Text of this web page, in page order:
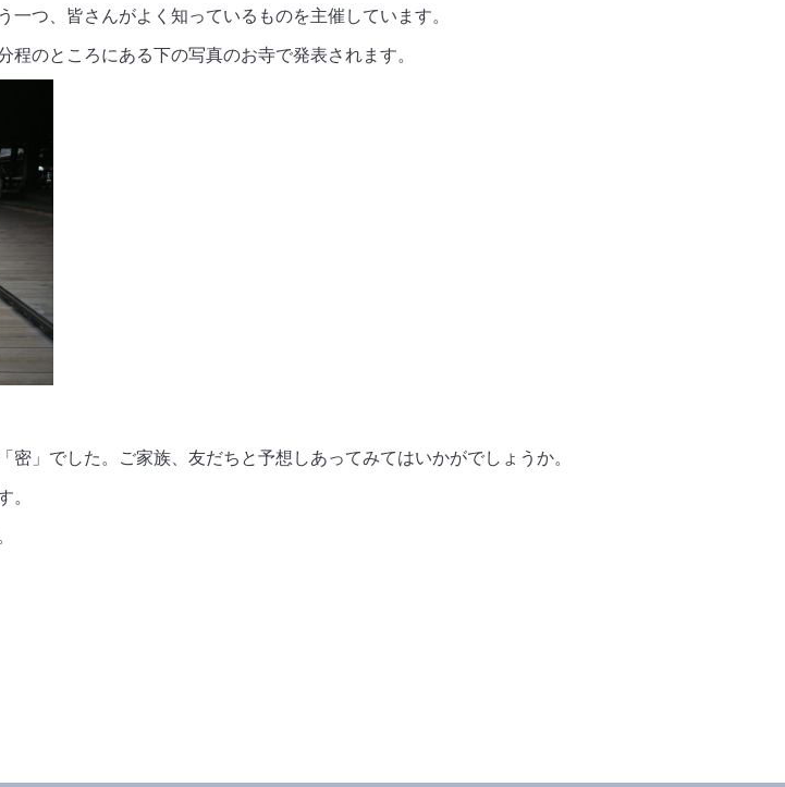
つ、皆さんがよく知っているものを主催しています。
のところにある下の写真のお寺で発表されます。
」でした。ご家族、友だちと予想しあってみてはいかがでしょうか。
。